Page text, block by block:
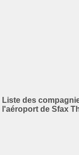
Liste des
l'aéroport de Sfax